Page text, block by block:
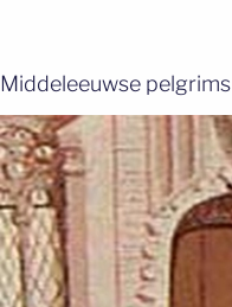
Middeleeuwse pelgrims